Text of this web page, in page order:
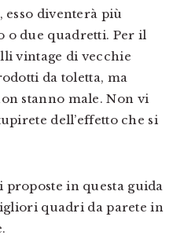
esso diventerà più
o due quadretti. Per il
vintage di vecchie
da toletta, ma
stanno male. Non vi
dell’effetto che si
in questa guida
quadri da parete in